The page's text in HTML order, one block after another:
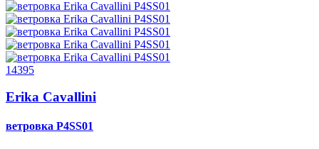
14395
Erika Cavallini
ветровка P4SS01